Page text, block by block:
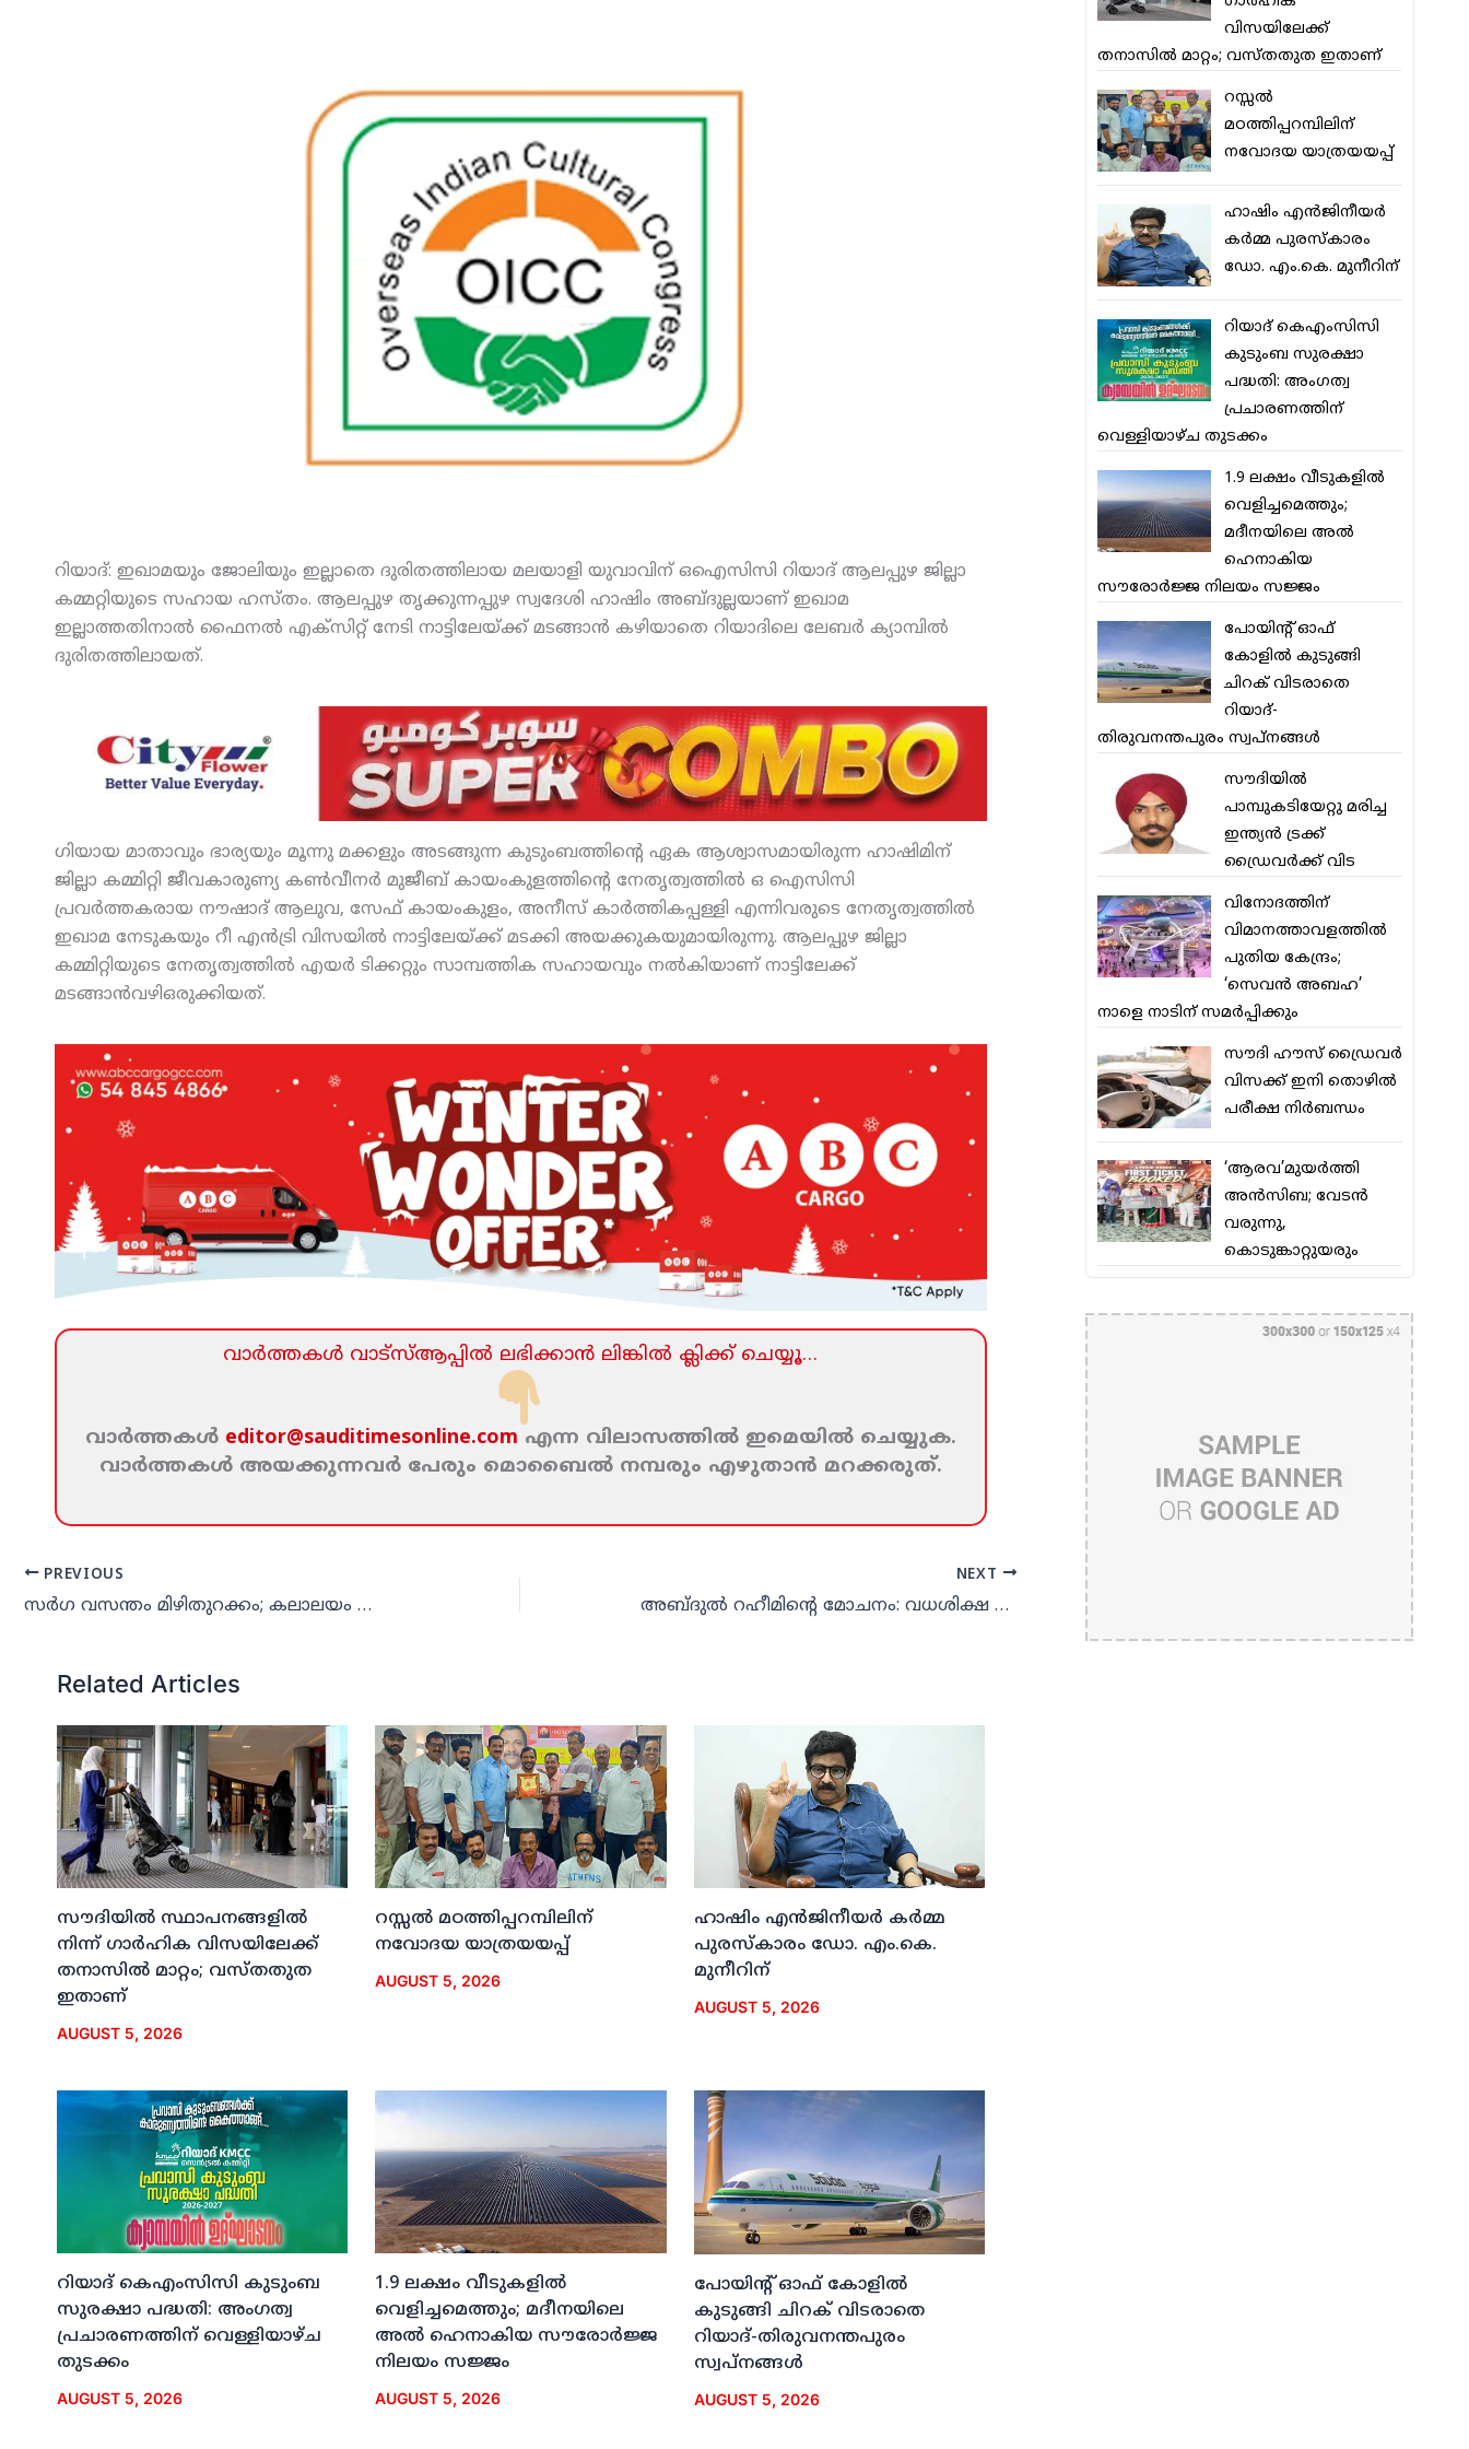
റിയാദ്: ഇഖാമയും ജോലിയും ഇല്ലാതെ ദുരിതത്തിലായ മലയാളി യുവാവിന് ഒഐസിസി റിയാദ് ആലപ്പുഴ ജില്ലാ
കമ്മറ്റിയുടെ സഹായ ഹസ്തം. ആലപ്പുഴ തൃക്കുന്നപ്പുഴ സ്വദേശി ഹാഷിം അബ്ദുല്ലയാണ് ഇഖാമ
ഇല്ലാത്തതിനാല്‍ ഫൈനല്‍ എക്‌സിറ്റ് നേടി നാട്ടിലേയ്ക്ക് മടങ്ങാന്‍ കഴിയാതെ റിയാദിലെ ലേബര്‍ ക്യാമ്പില്‍
ദുരിതത്തിലായത്.
ഗിയായ മാതാവും ഭാര്യയും മൂന്നു മക്കളും അടങ്ങുന്ന കുടുംബത്തിന്റെ ഏക ആശ്വാസമായിരുന്ന ഹാഷിമിന്
ജില്ലാ കമ്മിറ്റി ജീവകാരുണ്യ കണ്‍വീനര്‍ മുജീബ് കായംകുളത്തിന്റെ നേതൃത്വത്തില്‍ ഒ ഐസിസി
പ്രവര്‍ത്തകരായ നൗഷാദ് ആലുവ, സേഫ് കായംകുളം, അനീസ് കാര്‍ത്തികപ്പള്ളി എന്നിവരുടെ നേതൃത്വത്തില്‍
ഇഖാമ നേടുകയും റീ എന്‍ട്രി വിസയില്‍ നാട്ടിലേയ്ക്ക് മടക്കി അയക്കുകയുമായിരുന്നു. ആലപ്പുഴ ജില്ലാ
കമ്മിറ്റിയുടെ നേതൃത്വത്തില്‍ എയര്‍ ടിക്കറ്റും സാമ്പത്തിക സഹായവും നല്‍കിയാണ് നാട്ടിലേക്ക്
മടങ്ങാന്‍വഴിഒരുക്കിയത്.
വാര്‍ത്തകള്‍ വാട്‌സ്‌ആപ്പില്‍ ലഭിക്കാന്‍ ലിങ്കില്‍ ക്ലിക്ക്‌ ചെയ്യൂ…
വാര്‍ത്തകള്‍ editor@sauditimesonline.com എന്ന വിലാസത്തില്‍ ഇമെയില്‍ ചെയ്യുക.
വാര്‍ത്തകള്‍ അയക്കുന്നവര്‍ പേരും മൊബൈല്‍ നമ്പരും എഴുതാന്‍ മറക്കരുത്‌.
PREVIOUS
സര്‍ഗ വസന്തം മിഴിതുറക്കം; കലാലയം സാഹിത്യോത്സവ് നാളെ
NEXT
അബ്ദുല്‍ റഹീമിന്റെ മോചനം: വധശിക്ഷ റദ്ദാക്കിയ ബഞ്ച് കേസ് പരിഗണിക്കും
Related Articles
സൗദിയില്‍ സ്ഥാപനങ്ങളില്‍
നിന്ന് ഗാര്‍ഹിക വിസയിലേക്ക്
തനാസില്‍ മാറ്റം; വസ്തതുത
ഇതാണ്
AUGUST 5, 2026
റസ്സല്‍ മഠത്തിപ്പറമ്പിലിന്
നവോദയ യാത്രയയപ്പ്
AUGUST 5, 2026
ഹാഷിം എന്‍ജിനീയര്‍ കര്‍മ്മ
പുരസ്‌കാരം ഡോ. എം.കെ.
മുനീറിന്
AUGUST 5, 2026
റിയാദ് കെഎംസിസി കുടുംബ
സുരക്ഷാ പദ്ധതി: അംഗത്വ
പ്രചാരണത്തിന് വെള്ളിയാഴ്ച
തുടക്കം
AUGUST 5, 2026
1.9 ലക്ഷം വീടുകളില്‍
വെളിച്ചമെത്തും; മദീനയിലെ
അല്‍ ഹെനാകിയ സൗരോര്‍ജ്ജ
നിലയം സജ്ജം
AUGUST 5, 2026
പോയിന്റ് ഓഫ് കോളില്‍
കുടുങ്ങി ചിറക് വിടരാതെ
റിയാദ്-തിരുവനന്തപുരം
സ്വപ്നങ്ങള്‍
AUGUST 5, 2026
വിസയിലേക്ക്
തനാസില്‍ മാറ്റം; വസ്തതുത ഇതാണ്
റസ്സല്‍
മഠത്തിപ്പറമ്പിലിന്
നവോദയ യാത്രയയപ്പ്
ഹാഷിം എന്‍ജിനീയര്‍
കര്‍മ്മ പുരസ്‌കാരം
ഡോ. എം.കെ. മുനീറിന്
റിയാദ് കെഎംസിസി
കുടുംബ സുരക്ഷാ
പദ്ധതി: അംഗത്വ
പ്രചാരണത്തിന്
വെള്ളിയാഴ്ച തുടക്കം
1.9 ലക്ഷം വീടുകളില്‍
വെളിച്ചമെത്തും;
മദീനയിലെ അല്‍
ഹെനാകിയ
സൗരോര്‍ജ്ജ നിലയം സജ്ജം
പോയിന്റ് ഓഫ്
കോളില്‍ കുടുങ്ങി
ചിറക് വിടരാതെ
റിയാദ്-
തിരുവനന്തപുരം സ്വപ്നങ്ങള്‍
സൗദിയിൽ
പാമ്പുകടിയേറ്റു മരിച്ച
ഇന്ത്യൻ ട്രക്ക്
ഡ്രൈവർക്ക് വിട
വിനോദത്തിന്
വിമാനത്താവളത്തില്‍
പുതിയ കേന്ദ്രം;
‘സെവന്‍ അബഹ’
നാളെ നാടിന് സമര്‍പ്പിക്കും
സൗദി ഹൗസ് ഡ്രൈവര്‍
വിസക്ക് ഇനി തൊഴില്‍
പരീക്ഷ നിര്‍ബന്ധം
‘ആരവ’മുയര്‍ത്തി
അന്‍സിബ; വേടന്‍
വരുന്നു,
കൊടുങ്കാറ്റുയരും